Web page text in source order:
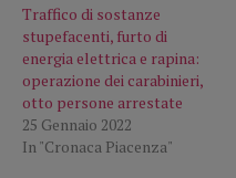
Traffico di sostanze
stupefacenti, furto di
energia elettrica e rapina:
operazione dei carabinieri,
otto persone arrestate
25 Gennaio 2022
In "Cronaca Piacenza"